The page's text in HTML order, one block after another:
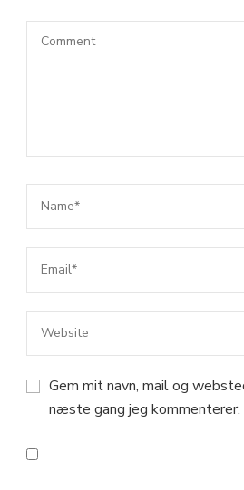
Gem mit navn, mail og
næste gang jeg kommenterer.